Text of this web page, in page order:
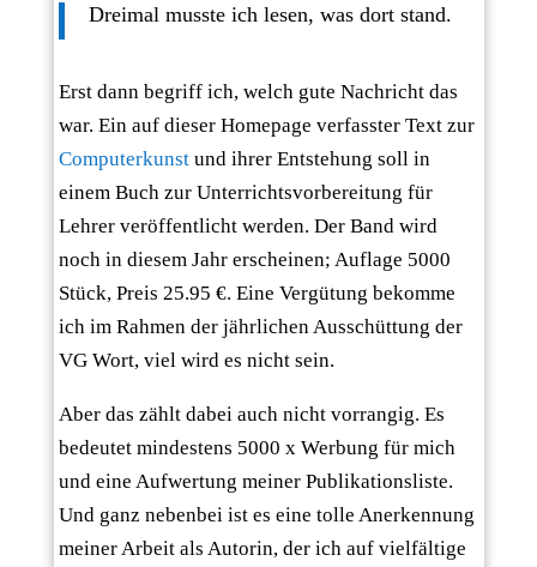
Dreimal musste ich lesen, was dort stand.
Erst dann begriff ich, welch gute Nachricht das
war. Ein auf dieser Homepage verfasster Text zur
Computerkunst und ihrer Entstehung soll in
einem Buch zur Unterrichtsvorbereitung für
Lehrer veröffentlicht werden. Der Band wird
noch in diesem Jahr erscheinen; Auflage 5000
Stück, Preis 25.95 €. Eine Vergütung bekomme
ich im Rahmen der jährlichen Ausschüttung der
VG Wort, viel wird es nicht sein.
Aber das zählt dabei auch nicht vorrangig. Es
bedeutet mindestens 5000 x Werbung für mich
und eine Aufwertung meiner Publikationsliste.
Und ganz nebenbei ist es eine tolle Anerkennung
meiner Arbeit als Autorin, der ich auf vielfältige